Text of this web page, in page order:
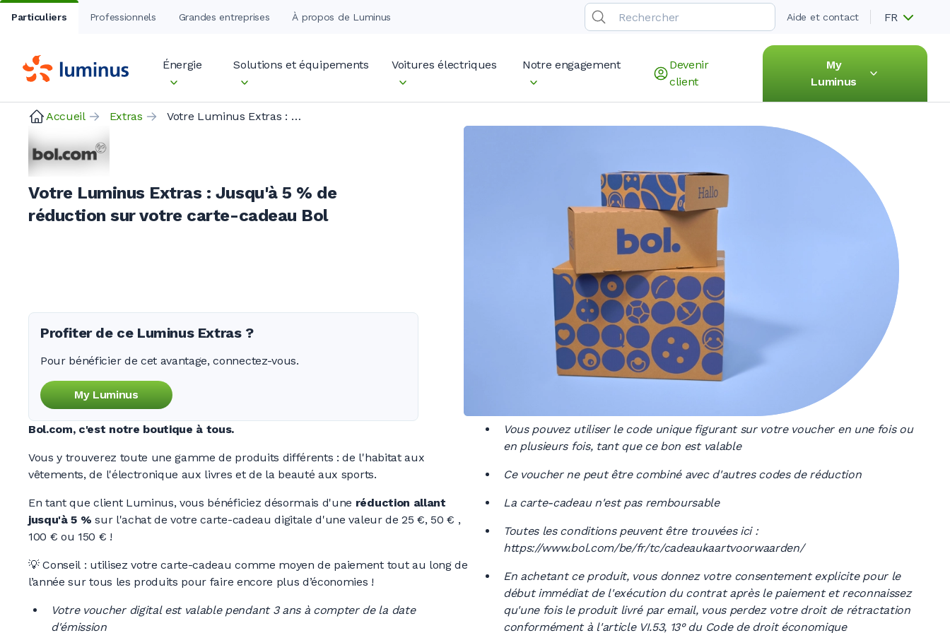
Particuliers Professionnels Grandes entreprises À propos de Luminus Aide et contact FR
Énergie Solutions et équipements Voitures électriques Notre engagement
Devenir
client
My
Luminus
Accueil Extras Votre Luminus Extras : Jusqu'à 5 % de réduction sur votre carte-cadeau Bol
Votre Luminus Extras : Jusqu'à 5 % de
réduction sur votre carte-cadeau Bol
Profiter de ce Luminus Extras ?
Pour bénéficier de cet avantage, connectez-vous.
My Luminus
Bol.com, c'est notre boutique à tous.
Vous y trouverez toute une gamme de produits différents : de l'habitat aux
vêtements, de l'électronique aux livres et de la beauté aux sports.
En tant que client Luminus, vous bénéficiez désormais d'une réduction allant
jusqu'à 5 % sur l'achat de votre carte-cadeau digitale d'une valeur de 25 €, 50 € ,
100 € ou 150 € !
💡 Conseil : utilisez votre carte-cadeau comme moyen de paiement tout au long de
l’année sur tous les produits pour faire encore plus d’économies !
Votre voucher digital est valable pendant 3 ans à compter de la date
d'émission
Vous pouvez utiliser le code unique figurant sur votre voucher en une fois ou
en plusieurs fois, tant que ce bon est valable
Ce voucher ne peut être combiné avec d'autres codes de réduction
La carte-cadeau n'est pas remboursable
Toutes les conditions peuvent être trouvées ici :
https://www.bol.com/be/fr/tc/cadeaukaartvoorwaarden/
En achetant ce produit, vous donnez votre consentement explicite pour le
début immédiat de l'exécution du contrat après le paiement et reconnaissez
qu'une fois le produit livré par email, vous perdez votre droit de rétractation
conformément à l'article VI.53, 13° du Code de droit économique